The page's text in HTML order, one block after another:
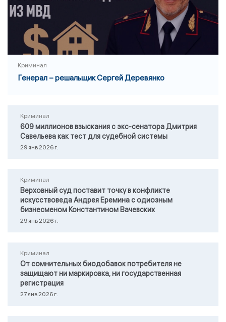
Криминал
Генерал – решальщик Сергей Деревянко
Криминал
609 миллионов взыскания с экс-сенатора Дмитрия
Савельева как тест для судебной системы
29 янв 2026 г.
Криминал
Верховный суд поставит точку в конфликте
искусствоведа Андрея Еремина с одиозным
бизнесменом Константином Вачевских
29 янв 2026 г.
Криминал
От сомнительных биодобавок потребителя не
защищают ни маркировка, ни государственная
регистрация
27 янв 2026 г.